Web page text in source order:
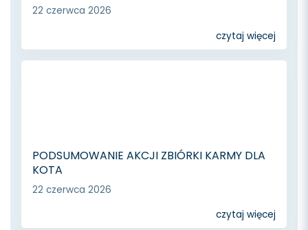
22 czerwca 2026
czytaj więcej
PODSUMOWANIE AKCJI ZBIÓRKI KARMY DLA
KOTA
22 czerwca 2026
czytaj więcej